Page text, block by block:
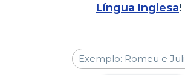
Língua Inglesa!